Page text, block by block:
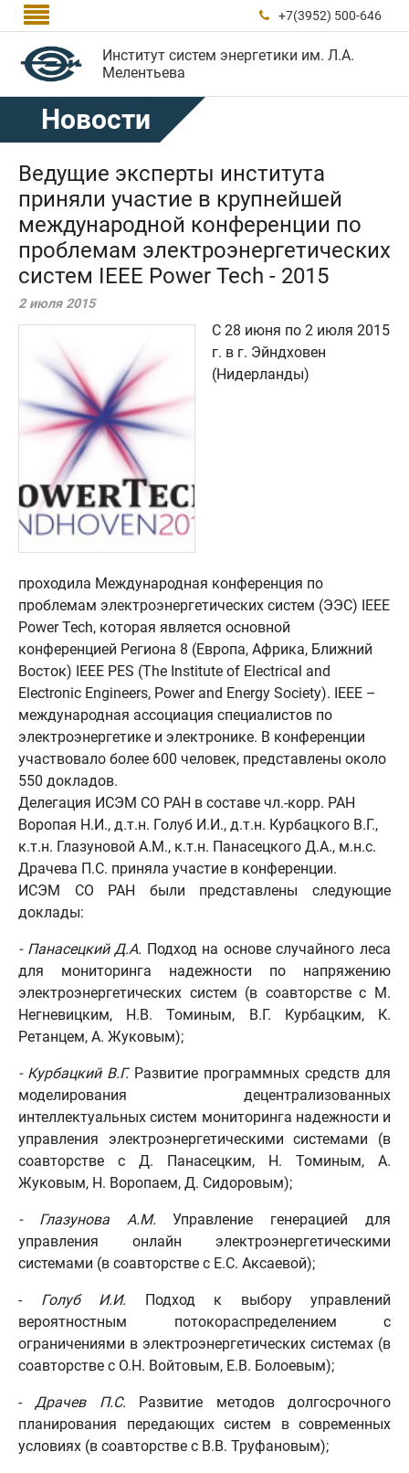
  +7(3952) 500-646
Институт систем энергетики им. Л.А.
Мелентьева
Новости
Ведущие эксперты института
приняли участие в крупнейшей
международной конференции по
проблемам электроэнергетических
систем IEEE Power Tech - 2015
2 июля 2015
С 28 июня по 2 июля 2015
г. в г. Эйндховен
(Нидерланды)
проходила Международная конференция по
проблемам электроэнергетических систем (ЭЭС) IEEE
Power Tech, которая является основной
конференцией Региона 8 (Европа, Африка, Ближний
Восток) IEEE PES (The Institute of Electrical and
Electronic Engineers, Power and Energy Society). IEEE –
международная ассоциация специалистов по
электроэнергетике и электронике. В конференции
участвовало более 600 человек, представлены около
550 докладов.
Делегация ИСЭМ СО РАН в составе чл.-корр. РАН
Воропая Н.И., д.т.н. Голуб И.И., д.т.н. Курбацкого В.Г.,
к.т.н. Глазуновой А.М., к.т.н. Панасецкого Д.А., м.н.с.
Драчева П.С. приняла участие в конференции.
ИСЭМ СО РАН были представлены следующие
доклады:
- Панасецкий Д.А. Подход на основе случайного леса
для мониторинга надежности по напряжению
электроэнергетических систем (в соавторстве с М.
Негневицким, Н.В. Томиным, В.Г. Курбацким, К.
Ретанцем, А. Жуковым);
- Курбацкий В.Г.Развитие программных средств для
моделирования децентрализованных
интеллектуальных систем мониторинга надежности и
управления электроэнергетическими системами (в
соавторстве с Д. Панасецким, Н. Томиным, А.
Жуковым, Н. Воропаем, Д. Сидоровым);
- Глазунова А.М. Управление генерацией для
управления онлайн электроэнергетическими
системами (в соавторстве с Е.С. Аксаевой);
- Голуб И.И. Подход к выбору управлений
вероятностным потокораспределением с
ограничениями в электроэнергетических системах (в
соавторстве с О.Н. Войтовым, Е.В. Болоевым);
-Драчев П.С. Развитие методов долгосрочного
планирования передающих систем в современных
условиях (в соавторстве с В.В. Труфановым);